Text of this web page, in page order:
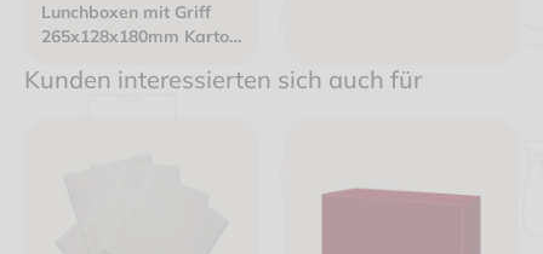
Lunchboxen mit Griff
265x128x180mm Karton
Kunden interessierten sich auch für